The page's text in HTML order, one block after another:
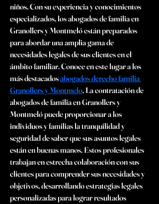
niños. Con su experiencia y conocimientos
especializados, los abogados de familia en
Granollers y Montmeló están preparados
para abordar una amplia gama de
necesidades legales de sus clientes en el
ámbito familiar. Conoce en este lugar a los
más destacados abogados derecho familia
Granollers y Montmelo. La contratación de
abogados de familia en Granollers y
Montmeló puede proporcionar a los
individuos y familias la tranquilidad y
seguridad de saber que sus asuntos legales
están en buenas manos. Estos profesionales
trabajan en estrecha colaboración con sus
clientes para comprender sus necesidades y
objetivos, desarrollando estrategias legales
personalizadas para lograr resultados